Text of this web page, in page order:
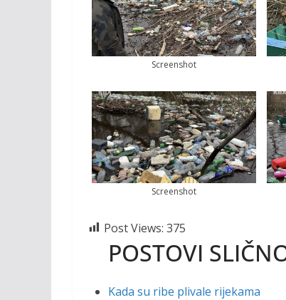
Screenshot
Screenshot
Post Views: 375
POSTOVI
Kada su ribe plivale rijekama